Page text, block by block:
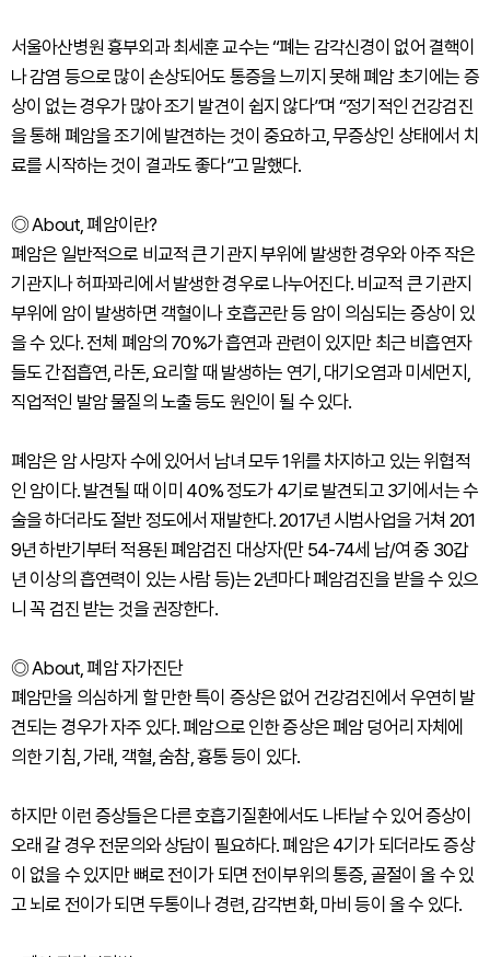
서울아산병원 흉부외과 최세훈 교수는 “폐는 감각신경이 없어 결핵이
나 감염 등으로 많이 손상되어도 통증을 느끼지 못해 폐암 초기에는 증
상이 없는 경우가 많아 조기 발견이 쉽지 않다”며 “정기적인 건강검진
을 통해 폐암을 조기에 발견하는 것이 중요하고, 무증상인 상태에서 치
료를 시작하는 것이 결과도 좋다”고 말했다.
◎ About, 폐암이란?
폐암은 일반적으로 비교적 큰 기관지 부위에 발생한 경우와 아주 작은
기관지나 허파꽈리에서 발생한 경우로 나누어진다. 비교적 큰 기관지
부위에 암이 발생하면 객혈이나 호흡곤란 등 암이 의심되는 증상이 있
을 수 있다. 전체 폐암의 70%가 흡연과 관련이 있지만 최근 비흡연자
들도 간접흡연, 라돈, 요리할 때 발생하는 연기, 대기오염과 미세먼지,
직업적인 발암 물질의 노출 등도 원인이 될 수 있다.
폐암은 암 사망자 수에 있어서 남녀 모두 1위를 차지하고 있는 위협적
인 암이다. 발견될 때 이미 40% 정도가 4기로 발견되고 3기에서는 수
술을 하더라도 절반 정도에서 재발한다. 2017년 시범사업을 거쳐 201
9년 하반기부터 적용된 폐암검진 대상자(만 54-74세 남/여 중 30갑
년 이상의 흡연력이 있는 사람 등)는 2년마다 폐암검진을 받을 수 있으
니 꼭 검진 받는 것을 권장한다.
◎ About, 폐암 자가진단
폐암만을 의심하게 할 만한 특이 증상은 없어 건강검진에서 우연히 발
견되는 경우가 자주 있다. 폐암으로 인한 증상은 폐암 덩어리 자체에
의한 기침, 가래, 객혈, 숨참, 흉통 등이 있다.
하지만 이런 증상들은 다른 호흡기질환에서도 나타날 수 있어 증상이
오래 갈 경우 전문의와 상담이 필요하다. 폐암은 4기가 되더라도 증상
이 없을 수 있지만 뼈로 전이가 되면 전이부위의 통증, 골절이 올 수 있
고 뇌로 전이가 되면 두통이나 경련, 감각변화, 마비 등이 올 수 있다.